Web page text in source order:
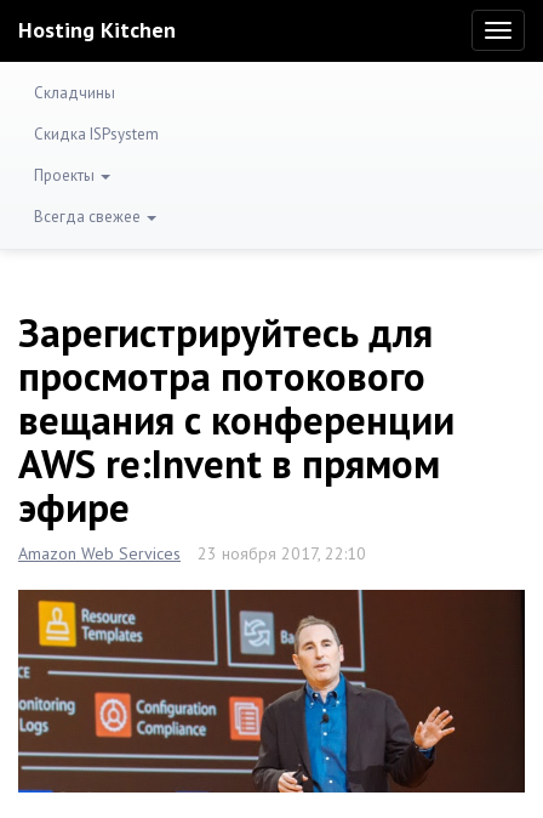
Hosting Kitchen
Складчины
Скидка ISPsystem
Проекты
Всегда свежее
Зарегистрируйтесь для
просмотра потокового
вещания с конференции
AWS re:Invent в прямом
эфире
Amazon Web Services 23 ноября 2017, 22:10